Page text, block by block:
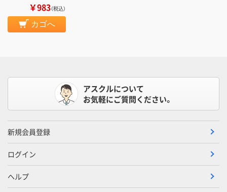
￥983（税込）
カゴへ
アスクルについて
お気軽にご質問ください。
新規会員登録
ログイン
ヘルプ